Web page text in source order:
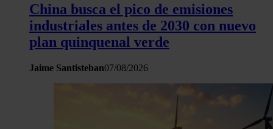
China busca el pico de emisiones
industriales antes de 2030 con nuevo
plan quinquenal verde
Jaime Santisteban07/08/2026